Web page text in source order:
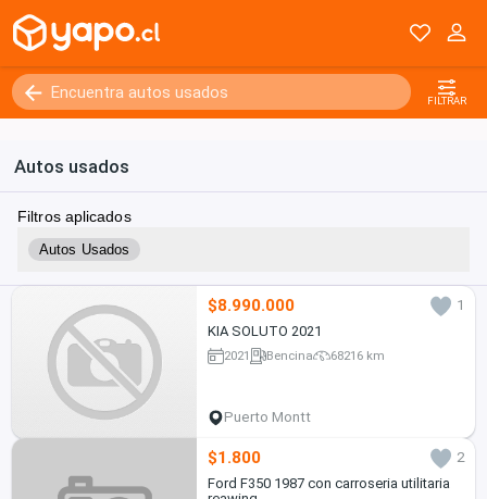
FILTRAR
Autos usados
Filtros aplicados
Autos Usados
$8.990.000
1
KIA SOLUTO 2021
2021 Bencina 68216 km
Puerto Montt
$1.800
2
Ford F350 1987 con carroseria utilitaria